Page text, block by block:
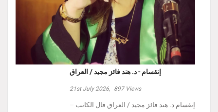
إنقسام - د. هند فائز مجيد / العراق
21st July 2026, 897Views
إنقسام د. هند فائز مجيد / العراق ‏قال الكاتب –